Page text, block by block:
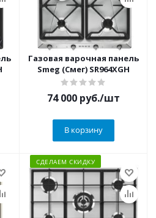
Газовая варочная панель
Smeg (Смег) SR964XGH
74 000 руб./шт
В корзину
СДЕЛАЕМ СКИДКУ